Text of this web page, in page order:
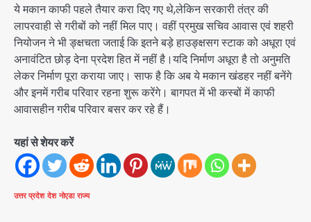
ये मकान काफी पहले तैयार करा दिए गए थे,लेकिन सरकारी तंत्र की
लापरवाही से गरीबों को नहीं मिल पाए। वहीं प्रमुख सचिव आवास एवं शहरी
नियोजन ने भी ङ्क्षचता जताई कि इतने बड़े हाउङ्क्षसग स्टाक को अधूरा एवं
अनावंटित छोड़ देना प्रदेश हित में नहीं है।यदि निर्माण अधूरा है तो अनुमति
लेकर निर्माण पूरा कराया जाए। साफ है कि अब ये मकान खंडहर नहीं बनेंगे
और इनमें गरीब परिवार रहना शुरू करेंगे। बागपत में भी कस्बों में काफी
आवासहीन गरीब परिवार बसर कर रहे हैं।
यहां से शेयर करें
उत्तर प्रदेश देश नोएडा राज्य